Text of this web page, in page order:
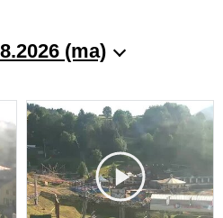
(ma)